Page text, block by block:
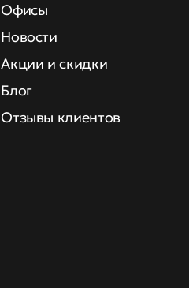
Офисы
Новости
Акции и скидки
Блог
Отзывы клиентов